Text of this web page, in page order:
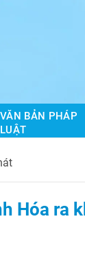
VĂN BẢN PHÁP
LUẬT
Hóa ra